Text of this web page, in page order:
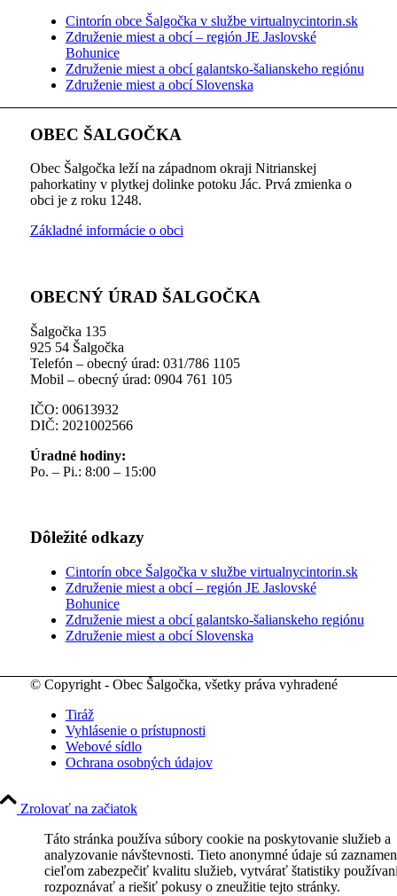
Cintorín obce Šalgočka v službe virtualnycintorin.sk
Združenie miest a obcí – región JE Jaslovské
Bohunice
Združenie miest a obcí galantsko-šalianskeho regiónu
Združenie miest a obcí Slovenska
OBEC ŠALGOČKA
Obec Šalgočka leží na západnom okraji Nitrianskej
pahorkatiny v plytkej dolinke potoku Jác. Prvá zmienka o
obci je z roku 1248.
Základné informácie o obci
OBECNÝ ÚRAD ŠALGOČKA
Šalgočka 135
925 54 Šalgočka
Telefón – obecný úrad: 031/786 1105
Mobil – obecný úrad: 0904 761 105
IČO: 00613932
DIČ: 2021002566
Úradné hodiny:
Po. – Pi.: 8:00 – 15:00
Dôležité odkazy
Cintorín obce Šalgočka v službe virtualnycintorin.sk
Združenie miest a obcí – región JE Jaslovské
Bohunice
Združenie miest a obcí galantsko-šalianskeho regiónu
Združenie miest a obcí Slovenska
© Copyright - Obec Šalgočka, všetky práva vyhradené
Tiráž
Vyhlásenie o prístupnosti
Webové sídlo
Ochrana osobných údajov
Zrolovať na začiatok
Táto stránka používa súbory cookie na poskytovanie služieb a
analyzovanie návštevnosti. Tieto anonymné údaje sú
cieľom zabezpečiť kvalitu služieb, vytvárať štatistiky
rozpoznávať a riešiť pokusy o zneužitie tejto stránky.